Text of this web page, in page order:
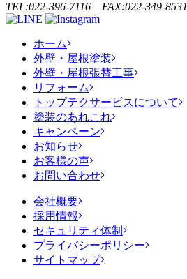
TEL:022-396-7116 FAX:022-349-8531
ホーム
外壁・屋根塗装
外壁・屋根張替工事
リフォーム
トップテクサービスについて
塗装のあれこれ
キャンペーン
お知らせ
お客様の声
お問い合わせ
会社概要
採用情報
セキュリティ体制
プライバシーポリシー
サイトマップ